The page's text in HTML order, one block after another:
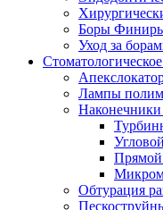
Боры Финиры
Уход за
Лампы
Наконечники
Прямой
Обтурация